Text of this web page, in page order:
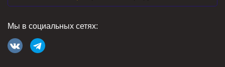
Мы в социальных сетях: